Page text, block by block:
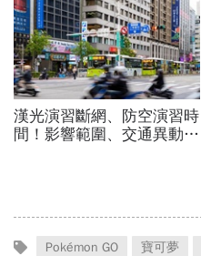
漢光演習斷網、防空演習時
間！影響範圍、交通異動…
Pokémon GO 寶可夢